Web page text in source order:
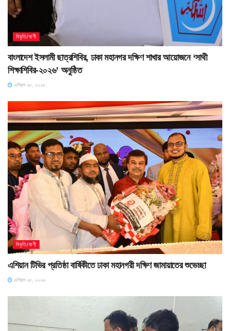
বিবৃতি/বাণী
বাংলাদেশ ইসলামী ছাত্রশিবির, ঢাকা মহানগর দক্ষিণ শাখার আয়োজনে ‘সাথী
শিক্ষাশিবির-২০২৬’ অনুষ্ঠিত
এপ্রিল ২৮, ২০২৬
বিবৃতি/বাণী
এশিয়ান টিভির প্রতিষ্ঠা বার্ষিকীতে ঢাকা মহানগরী দক্ষিণ জামায়াতের শুভেচ্ছা
এপ্রিল ২৫, ২০২৬